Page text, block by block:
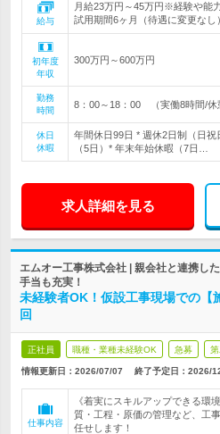
給与
月給23万円～45万円※経験や能
試用期間6ヶ月（待遇に変更なし）
初年度
年収
300万円～600万円
勤務
時間
8：00～18：00 （実働8時間/休
休日
休暇
年間休日99日 * 週休2日制（日
（5日）* 年末年始休暇（7日…
求人詳細を見る
エムオー工事株式会社 | 親会社と連携し
手当も充実！
未経験者OK！仮設工事現場での【
回
正社員 職種・業種未経験OK 急募
情報更新日：2026/07/07 終了予定日： 2026/
仕事内容
《着実にスキルアップできる
質・工程・原価の管理など、工
任せします！